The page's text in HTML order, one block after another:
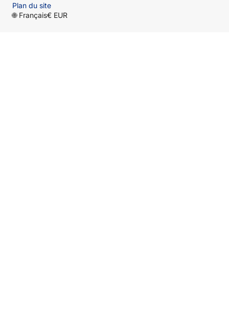
Plan du site
🌐 Français€ EUR